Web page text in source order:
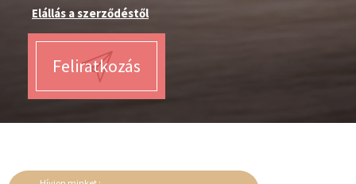
A fodrász Babafejekhez tartók külön is vásárolhatók!
Elállás a szerződéstől
Feliratkozás